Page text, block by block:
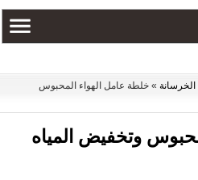
» خلطة عامل الهواء المحبوس
وتخفيض المياه